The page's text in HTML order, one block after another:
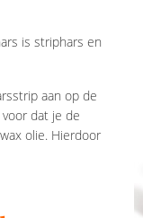
is striphars en
aan op de
dat je de
olie. Hierdoor